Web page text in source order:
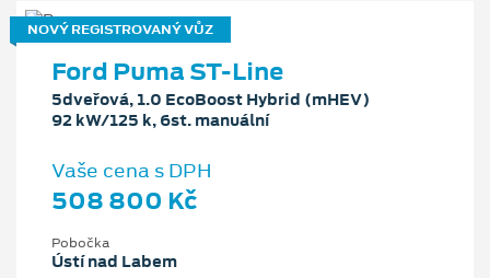
NOVÝ REGISTROVANÝ VŮZ
Ford Puma ST-Line
5dveřová, 1.0 EcoBoost Hybrid (mHEV)
92 kW/125 k, 6st. manuální
Vaše cena s DPH
508 800 Kč
Pobočka
Ústí nad Labem